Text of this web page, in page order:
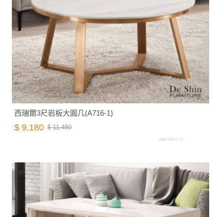
西瑞爾3尺岩板大圓几(A716-1)
$ 9,180 $ 11,480
A088.2385-1.26